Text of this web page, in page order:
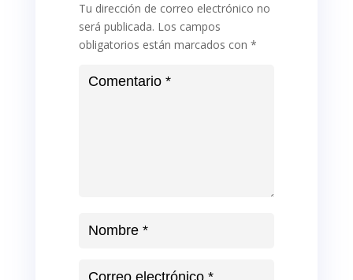
Tu dirección de correo electrónico no
será publicada. Los campos
obligatorios están marcados con *